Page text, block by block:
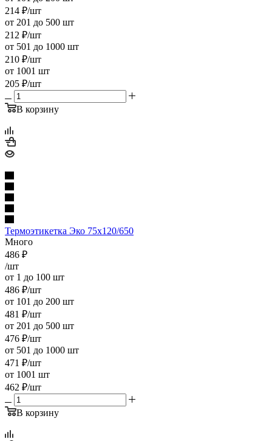
214 ₽/шт
от 201 до 500 шт
212 ₽/шт
от 501 до 1000 шт
210 ₽/шт
от 1001 шт
205 ₽/шт
В корзину
Термоэтикетка Эко 75х120/650
Много
486 ₽
/шт
от 1 до 100 шт
486 ₽/шт
от 101 до 200 шт
481 ₽/шт
от 201 до 500 шт
476 ₽/шт
от 501 до 1000 шт
471 ₽/шт
от 1001 шт
462 ₽/шт
В корзину